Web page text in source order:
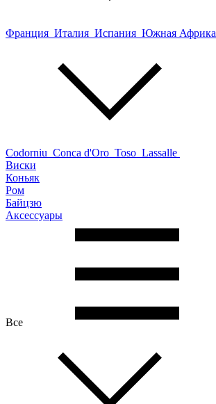
Франция Италия Испания Южная Африка
Codorniu Conca d'Oro Toso Lassalle
Виски
Коньяк
Ром
Байцзю
Аксессуары
Все